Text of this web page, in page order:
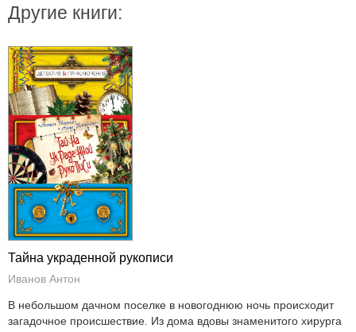
Другие книги:
Тайна украденной рукописи
Иванов Антон
В небольшом дачном поселке в новогоднюю ночь происходит
загадочное происшествие. Из дома вдовы знаменитого хирурга